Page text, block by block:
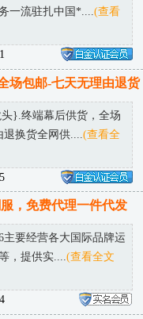
一流驻扎中国*....(查看
场包邮-七天无理由退货
}.终端幕后供货，全场
退换货全网供....(查看全
，免费代理一件代发
主要经营各大国际品牌运
，提供实.... (查看全文